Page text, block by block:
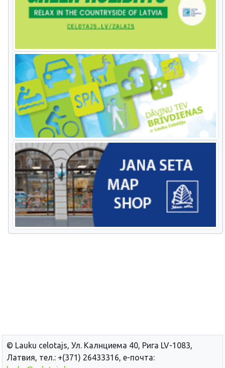
© Lauku сelotajs, Ул. Калнциема 40, Рига LV-1083,
Латвия, тел.: +(371) 26433316, е-почта: